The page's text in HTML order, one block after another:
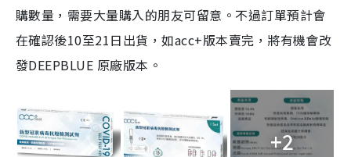
購數量，需要大量購入的朋友可留意。不過訂單預計會
在確認後10至21日出貨，如acc+版本賣完，將有機會改
發DEEPBLUE 原廠版本。
+2